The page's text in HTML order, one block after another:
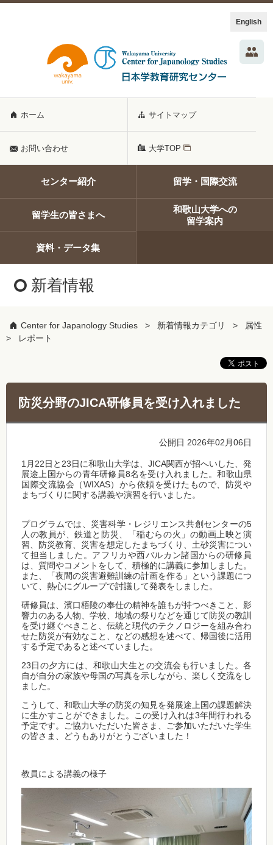
English
ホーム サイトマップ
お問い合わせ 大学TOP
センター紹介 留学・国際交流
留学生の皆さまへ
和歌山大学への
留学案内
資料・データ集
新着情報
Center for Japanology Studies 新着情報カテゴリ
属性
レポート
防災分野のJICA研修員を受け入れました
公開日 2026年02月06日
1月22日と23日に和歌山大学は、JICA関西が招へいした、発
展途上国からの青年研修員8名を受け入れました。和歌山県
国際交流協会（WIXAS）から依頼を受けたもので、防災や
まちづくりに関する講義や演習を行いました。
プログラムでは、災害科学・レジリエンス共創センターの5
人の教員が、鉄道と防災、「稲むらの火」の動画上映と演
習、防災教育、災害を想定したまちづくり、土砂災害につい
て担当しました。アフリカや西バルカン諸国からの研修員
は、質問やコメントをして、積極的に講義に参加しました。
また、「夜間の災害避難訓練の計画を作る」という課題につ
いて、熱心にグループで討議して発表をしました。
研修員は、濱口梧陵の奉仕の精神を誰もが持つべきこと、影
響力のある人物、学校、地域の祭りなどを通じて防災の教訓
を受け継ぐべきこと、伝統と現代のテクノロジーを組み合わ
せた防災が有効なこと、などの感想を述べて、帰国後に活用
する予定であると述べていました。
23日の夕方には、和歌山大生との交流会も行いました。各
自が自分の家族や母国の写真を示しながら、楽しく交流をし
ました。
こうして、和歌山大学の防災の知見を発展途上国の課題解決
に生かすことができました。この受け入れは3年間行われる
予定です。ご協力いただいた皆さま、ご参加いただいた学生
の皆さま、どうもありがとうございました！
教員による講義の様子